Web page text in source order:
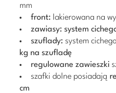
mm
front: lakierowana na
zawiasy: system
szuflady: system
kg na szufladę
regulowane zawieszki
szafki dolne posiadają
cm